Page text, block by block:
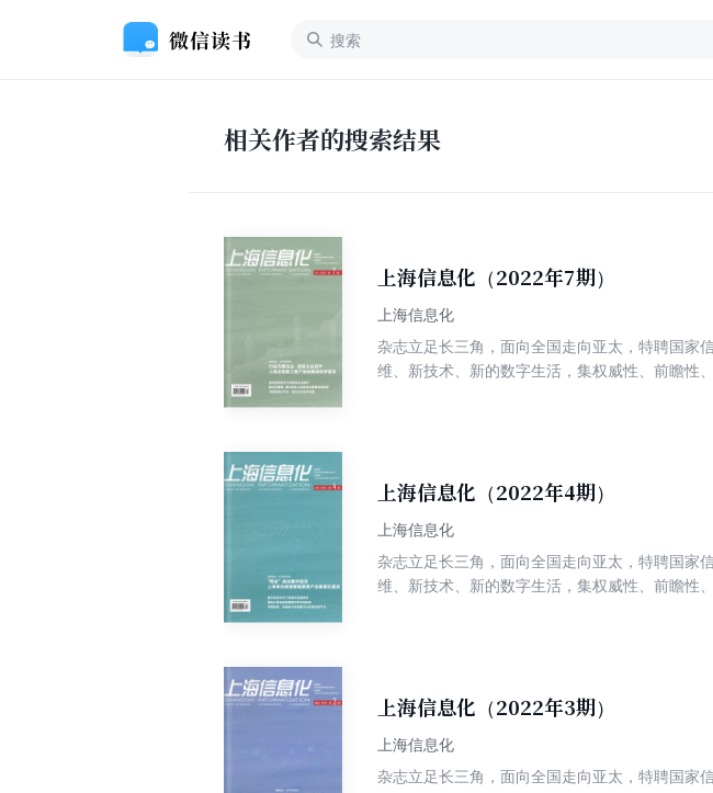
相关作者的搜索结果
上海信息化（2022年7期）
上海信息化
杂志立足长三角，面向全国走向亚太，特聘国家
维、新技术、新的数字生活，集权威性、前瞻性
上海信息化（2022年4期）
上海信息化
杂志立足长三角，面向全国走向亚太，特聘国家
维、新技术、新的数字生活，集权威性、前瞻性
上海信息化（2022年3期）
上海信息化
杂志立足长三角，面向全国走向亚太，特聘国家